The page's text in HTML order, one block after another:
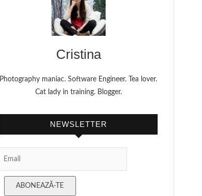
Cristina
Photography maniac. Software Engineer. Tea lover.
Cat lady in training. Blogger.
NEWSLETTER
ABONEAZĂ-TE